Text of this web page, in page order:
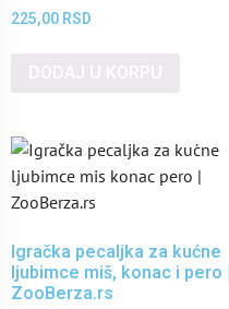
225,00 RSD
Igračka pecaljka za kućne
ljubimce miš, konac i pero |
ZooBerza.rs